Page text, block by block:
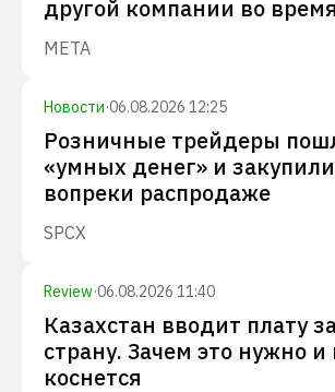
другой компании во
META
Новости·06.08.2026 12:25
Розничные трейдеры
«умных денег» и
вопреки распродаже
SPCX
Review·06.08.2026 11:40
Казахстан вводит плату
страну. Зачем это нужно и
коснется